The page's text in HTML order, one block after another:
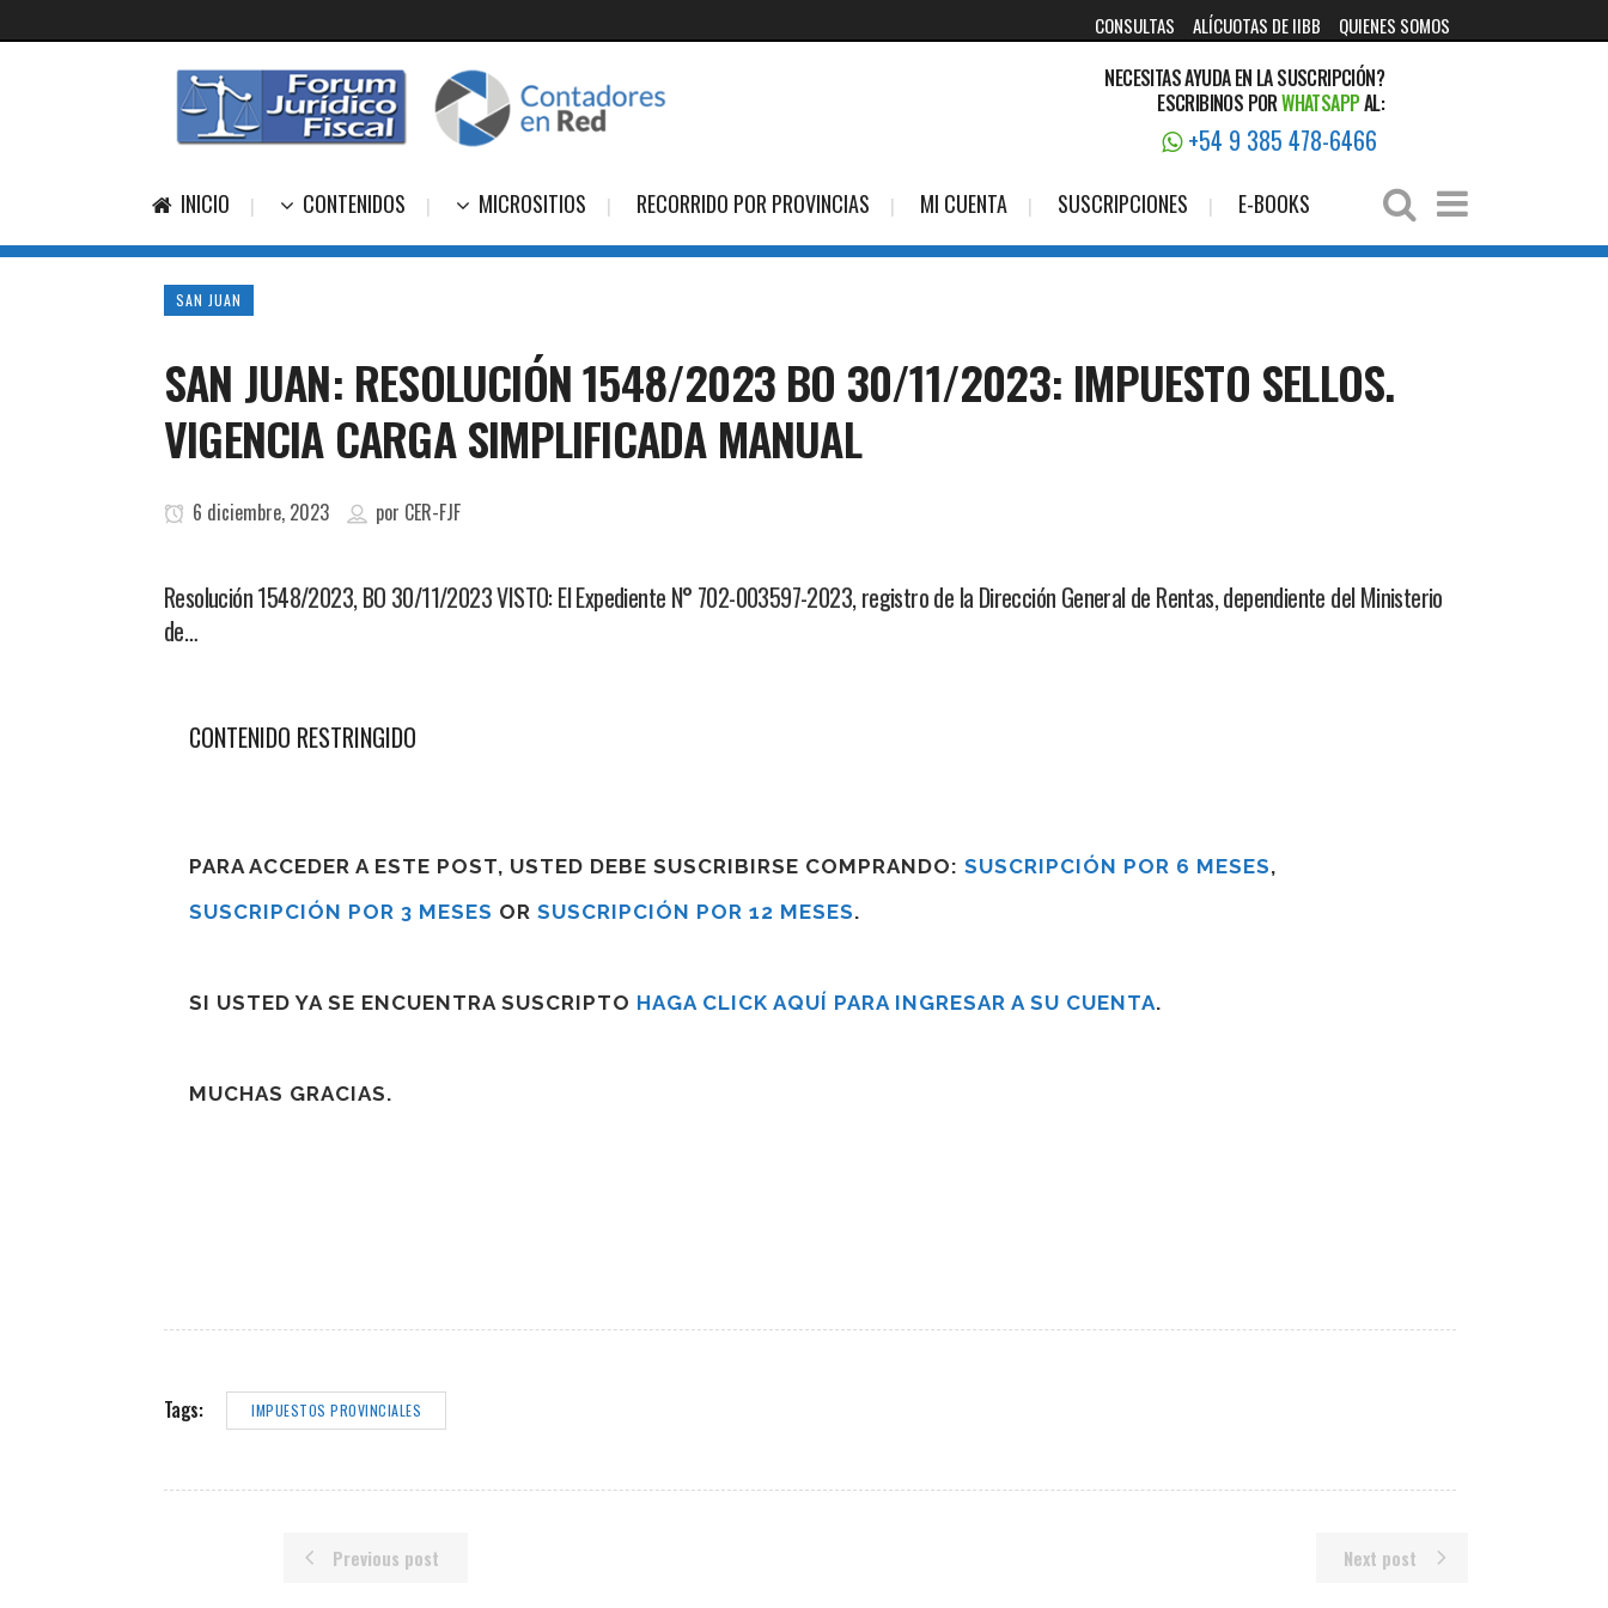
CONSULTAS ALÍCUOTAS DE IIBB QUIENES SOMOS
NECESITAS AYUDA EN LA SUSCRIPCIÓN?
ESCRIBINOS PORWHATSAPPAL:
+54 9 385 478-6466
INICIO CONTENIDOS MICROSITIOS RECORRIDO POR PROVINCIAS MI CUENTA SUSCRIPCIONES E-BOOKS
SAN JUAN
SAN JUAN: RESOLUCIÓN 1548/2023 BO 30/11/2023: IMPUESTO SELLOS.
VIGENCIA CARGA SIMPLIFICADA MANUAL
6 diciembre, 2023 por CER-FJF
Resolución 1548/2023, BO 30/11/2023 VISTO: El Expediente N° 702-003597-2023, registro de la Dirección General de Rentas, dependiente del Ministerio
de…
CONTENIDO RESTRINGIDO
PARA ACCEDER A ESTE POST, USTED DEBE SUSCRIBIRSE COMPRANDO: SUSCRIPCIÓN POR 6 MESES,
SUSCRIPCIÓN POR 3 MESES OR SUSCRIPCIÓN POR 12 MESES.
SI USTED YA SE ENCUENTRA SUSCRIPTO HAGA CLICK AQUÍ PARA INGRESAR A SU CUENTA.
MUCHAS GRACIAS.
Tags: IMPUESTOS PROVINCIALES
Previous post Next post